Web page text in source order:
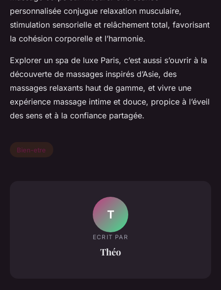
personnalisée conjugue relaxation musculaire,
stimulation sensorielle et relâchement total, favorisant
la cohésion corporelle et l’harmonie.
Explorer un spa de luxe Paris, c’est aussi s’ouvrir à la
découverte de massages inspirés d’Asie, des
massages relaxants haut de gamme, et vivre une
expérience massage intime et douce, propice à l’éveil
des sens et à la confiance partagée.
Bien-etre
T
ECRIT PAR
Théo